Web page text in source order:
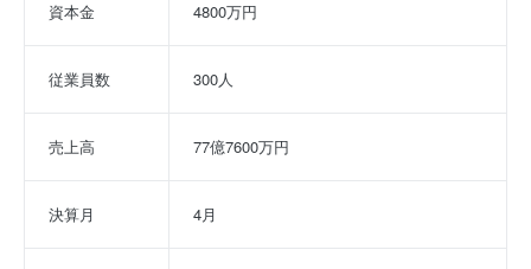
資本金 4800万円
従業員数 300人
売上高 77億7600万円
決算月 4月